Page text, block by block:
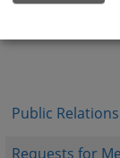
Public
Requests for